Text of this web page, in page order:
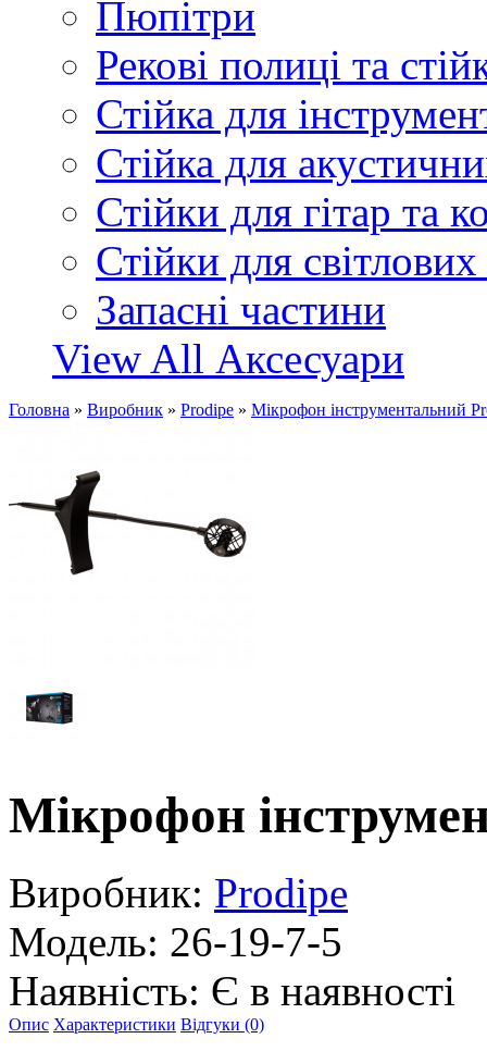
Пюпітри
Рекові полиці та
Стійка для
Стійка для
Стійки для гітар та
Стійки для
Запасні частини
View All Аксесуари
Головна » Виробник » Prodipe » Мікрофон інструментальний
Мікрофон
Виробник: Prodipe
Модель: 26-19-7-5
Наявність: Є в наявності
Опис Характеристики Відгуки (0)